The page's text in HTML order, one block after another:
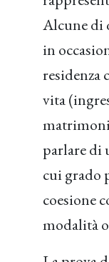
Alcune di
in
residenza
vita
parlare di
cui grado
coesione
modalità